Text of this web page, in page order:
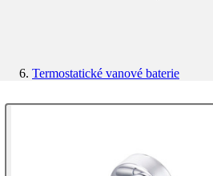
Termostatické vanové baterie